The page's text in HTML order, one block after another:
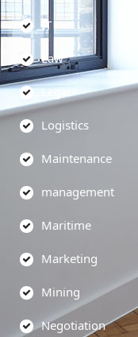
IT
Law
Legal
Logistics
Maintenance
management
Maritime
Marketing
Mining
Negotiation